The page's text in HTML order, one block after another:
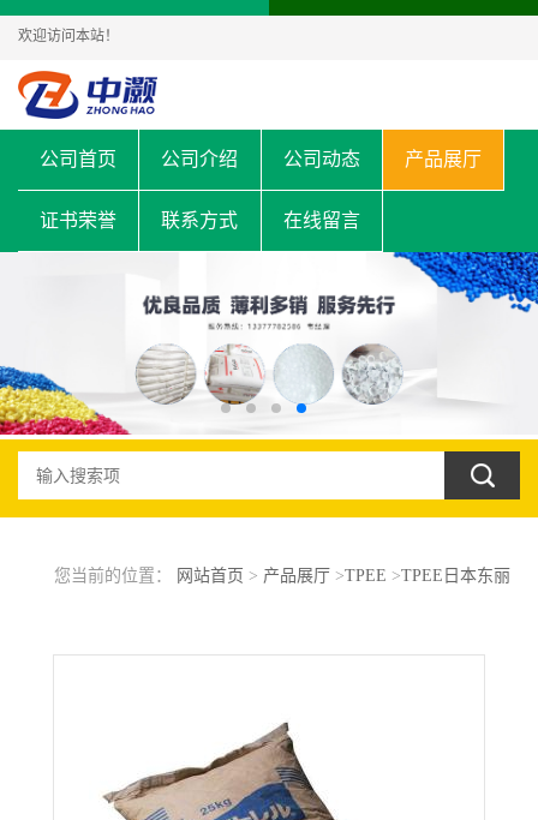
欢迎访问本站！
公司首页 公司介绍 公司动态 产品展厅
证书荣誉 联系方式 在线留言
您当前的位置： 网站首页 > 产品展厅>TPEE >TPEE日本东丽